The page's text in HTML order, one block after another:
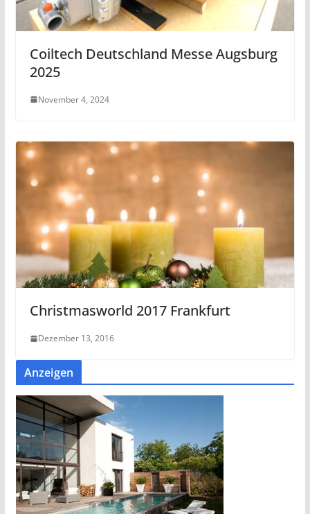
Coiltech Deutschland Messe Augsburg
2025
November 4, 2024
Christmasworld 2017 Frankfurt
Dezember 13, 2016
Anzeigen